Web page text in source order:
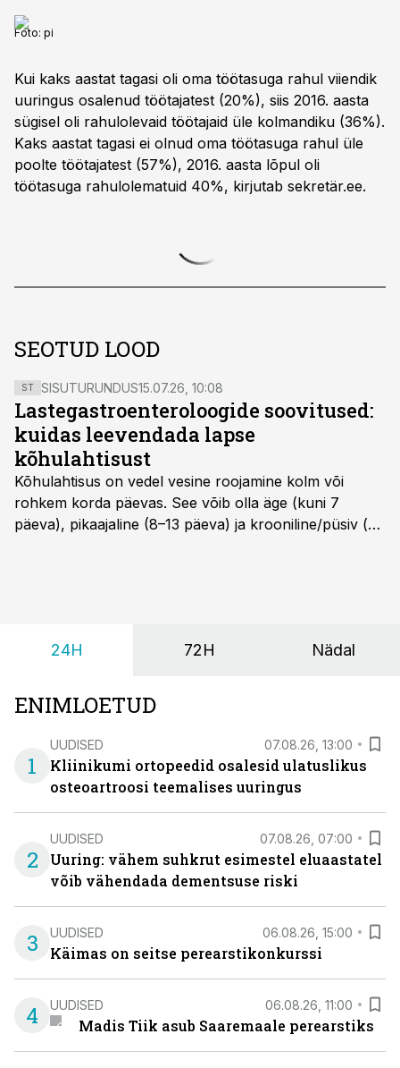
Foto: pi
Kui kaks aastat tagasi oli oma töötasuga rahul viiendik
uuringus osalenud töötajatest (20%), siis 2016. aasta
sügisel oli rahulolevaid töötajaid üle kolmandiku (36%).
Kaks aastat tagasi ei olnud oma töötasuga rahul üle
poolte töötajatest (57%), 2016. aasta lõpul oli
töötasuga rahulolematuid 40%, kirjutab sekretär.ee.
SEOTUD LOOD
ST SISUTURUNDUS15.07.26, 10:08
Lastegastroenteroloogide soovitused:
kuidas leevendada lapse
kõhulahtisust
Kõhulahtisus on vedel vesine roojamine kolm või
rohkem korda päevas. See võib olla äge (kuni 7
päeva), pikaajaline (8–13 päeva) ja krooniline/püsiv (>
24H 72H Nädal
ENIMLOETUD
1
UUDISED 07.08.26, 13:00
Kliinikumi ortopeedid osalesid ulatuslikus
osteoartroosi teemalises uuringus
2
UUDISED 07.08.26, 07:00
Uuring: vähem suhkrut esimestel eluaastatel
võib vähendada dementsuse riski
3 UUDISED 06.08.26, 15:00
Käimas on seitse perearstikonkurssi
4 UUDISED 06.08.26, 11:00
Madis Tiik asub Saaremaale perearstiks